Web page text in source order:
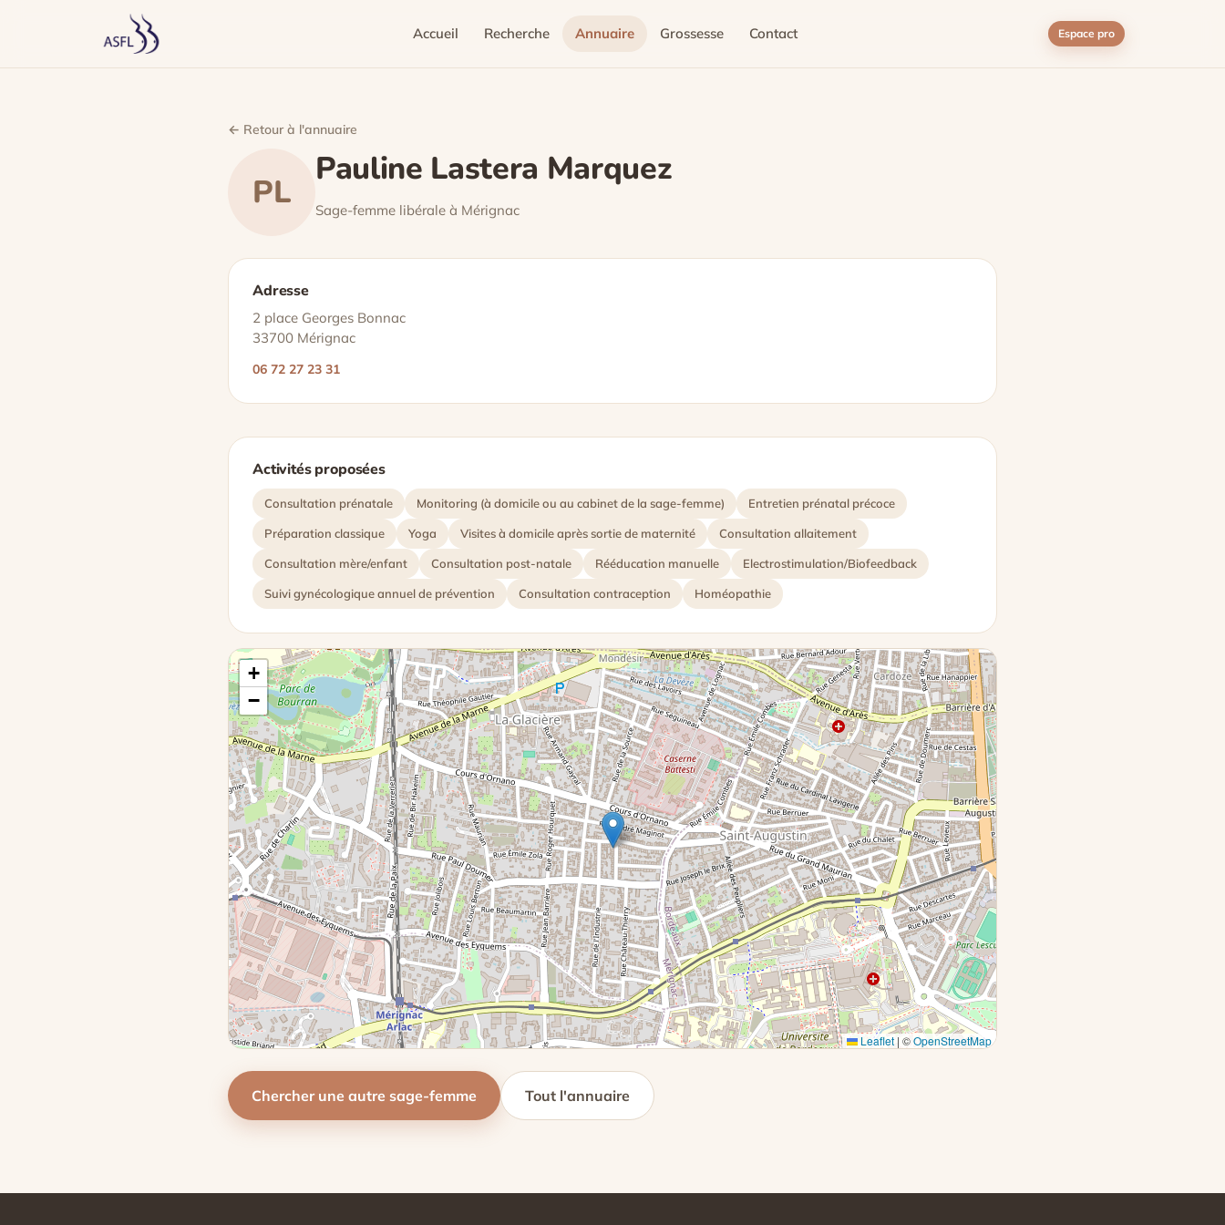
Accueil Recherche Annuaire Grossesse Contact Espace pro
← Retour à l'annuaire
PL
Pauline Lastera Marquez
Sage-femme libérale à Mérignac
Adresse
2 place Georges Bonnac
33700 Mérignac
06 72 27 23 31
Activités proposées
Consultation prénatale Monitoring (à domicile ou au cabinet de la sage-femme) Entretien prénatal précoce
Préparation classique Yoga Visites à domicile après sortie de maternité Consultation allaitement
Consultation mère/enfant Consultation post-natale Rééducation manuelle Electrostimulation/Biofeedback
Suivi gynécologique annuel de prévention Consultation contraception Homéopathie
+
−
Leaflet | ©OpenStreetMap
Chercher une autre sage-femme Tout l'annuaire